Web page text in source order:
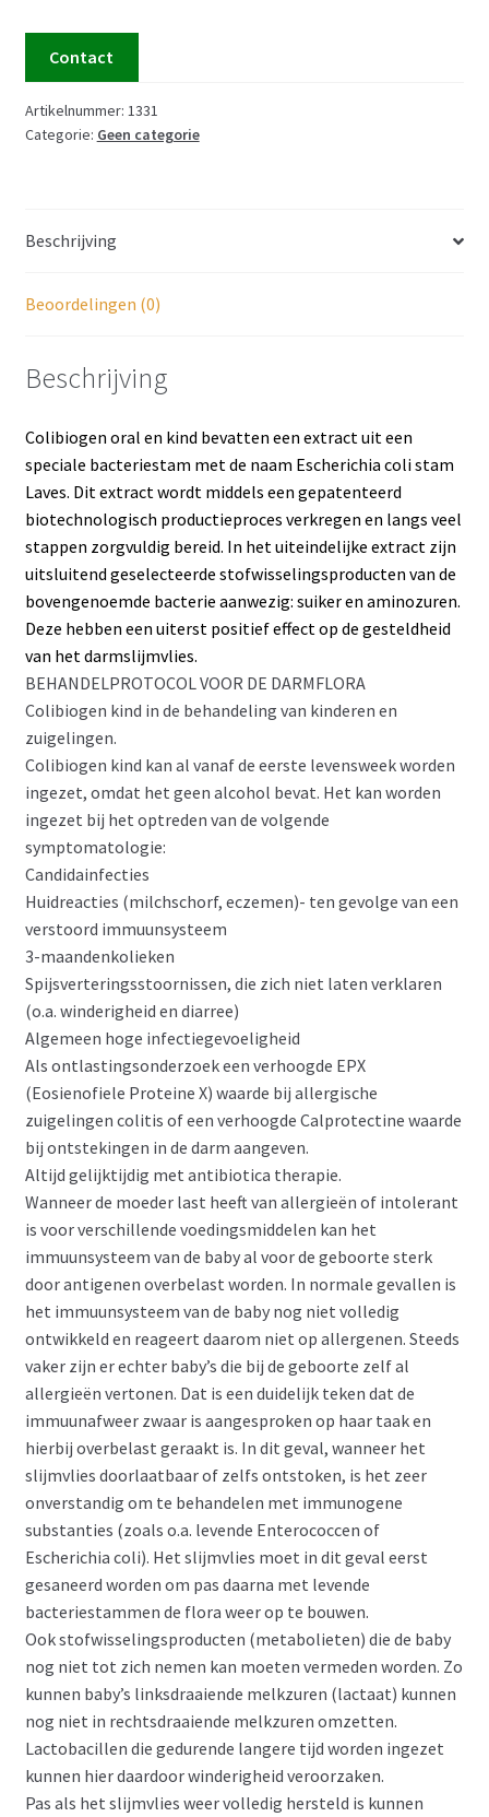
Contact
Artikelnummer: 1331
Categorie: Geen categorie
Beschrijving
Beoordelingen (0)
Beschrijving
Colibiogen oral en kind bevatten een extract uit een
speciale bacteriestam met de naam Escherichia coli stam
Laves. Dit extract wordt middels een gepatenteerd
biotechnologisch productieproces verkregen en langs veel
stappen zorgvuldig bereid. In het uiteindelijke extract zijn
uitsluitend geselecteerde stofwisselingsproducten van de
bovengenoemde bacterie aanwezig: suiker en aminozuren.
Deze hebben een uiterst positief effect op de gesteldheid
van het darmslijmvlies.
BEHANDELPROTOCOL VOOR DE DARMFLORA
Colibiogen kind in de behandeling van kinderen en
zuigelingen.
Colibiogen kind kan al vanaf de eerste levensweek worden
ingezet, omdat het geen alcohol bevat. Het kan worden
ingezet bij het optreden van de volgende
symptomatologie:
Candidainfecties
Huidreacties (milchschorf, eczemen)- ten gevolge van een
verstoord immuunsysteem
3-maandenkolieken
Spijsverteringsstoornissen, die zich niet laten verklaren
(o.a. winderigheid en diarree)
Algemeen hoge infectiegevoeligheid
Als ontlastingsonderzoek een verhoogde EPX
(Eosienofiele Proteine X) waarde bij allergische
zuigelingen colitis of een verhoogde Calprotectine waarde
bij ontstekingen in de darm aangeven.
Altijd gelijktijdig met antibiotica therapie.
Wanneer de moeder last heeft van allergieën of intolerant
is voor verschillende voedingsmiddelen kan het
immuunsysteem van de baby al voor de geboorte sterk
door antigenen overbelast worden. In normale gevallen is
het immuunsysteem van de baby nog niet volledig
ontwikkeld en reageert daarom niet op allergenen. Steeds
vaker zijn er echter baby’s die bij de geboorte zelf al
allergieën vertonen. Dat is een duidelijk teken dat de
immuunafweer zwaar is aangesproken op haar taak en
hierbij overbelast geraakt is. In dit geval, wanneer het
slijmvlies doorlaatbaar of zelfs ontstoken, is het zeer
onverstandig om te behandelen met immunogene
substanties (zoals o.a. levende Enterococcen of
Escherichia coli). Het slijmvlies moet in dit geval eerst
gesaneerd worden om pas daarna met levende
bacteriestammen de flora weer op te bouwen.
Ook stofwisselingsproducten (metabolieten) die de baby
nog niet tot zich nemen kan moeten vermeden worden. Zo
kunnen baby’s linksdraaiende melkzuren (lactaat) kunnen
nog niet in rechtsdraaiende melkzuren omzetten.
Lactobacillen die gedurende langere tijd worden ingezet
kunnen hier daardoor winderigheid veroorzaken.
Pas als het slijmvlies weer volledig hersteld is kunnen